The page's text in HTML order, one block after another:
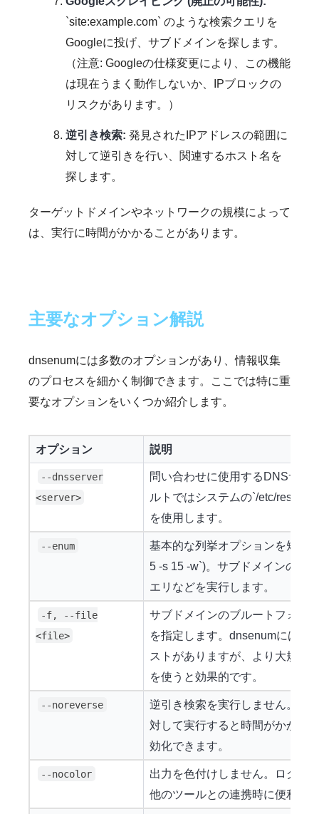
`site:example.com` のような検索クエリを
Googleに投げ、サブドメインを探します。
（注意: Googleの仕様変更により、この機能
は現在うまく動作しないか、IPブロックの
リスクがあります。）
逆引き検索: 発見されたIPアドレスの範囲に
対して逆引きを行い、関連するホスト名を
探します。
ターゲットドメインやネットワークの規模によって
は、実行に時間がかかることがあります。
主要なオプション解説
dnsenumには多数のオプションがあり、情報収集
のプロセスを細かく制御できます。ここでは特に重
要なオプションをいくつか紹介します。
オプション 説明
--dnsserver
<server>
問い合わせに使用するDNSサー
ルトではシステムの`/etc/
を使用します。
--enum
基本的な列挙オプションを短縮
5 -s 15 -w`)。サブドメインのブ
エリなどを実行します。
-f, --file
<file>
サブドメインのブルートフォー
を指定します。dnsenumには
ストがありますが、より大規模
を使うと効果的です。
--noreverse
逆引き検索を実行しません。大
対して実行すると時間がかかる
効化できます。
--nocolor
出力を色付けしません。ログフ
他のツールとの連携時に便利で